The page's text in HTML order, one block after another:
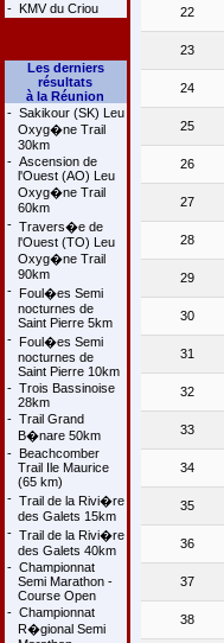
- KMV du Criou
Les derniers
résultats
à la Réunion
- Sakikour (SK) Leu
Oxyg�ne Trail
30km
- Ascension de
l'Ouest (AO) Leu
Oxyg�ne Trail
60km
- Travers�e de
l'Ouest (TO) Leu
Oxyg�ne Trail
90km
- Foul�es Semi
nocturnes de
Saint Pierre 5km
- Foul�es Semi
nocturnes de
Saint Pierre 10km
- Trois Bassinoise
28km
- Trail Grand
B�nare 50km
- Beachcomber
Trail Ile Maurice
(65 km)
- Trail de la Rivi�re
des Galets 15km
- Trail de la Rivi�re
des Galets 40km
- Championnat
Semi Marathon -
Course Open
- Championnat
R�gional Semi
22
23
24
25
26
27
28
29
30
31
32
33
34
35
36
37
38